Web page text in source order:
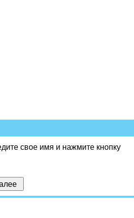
свое имя и нажмите кнопку